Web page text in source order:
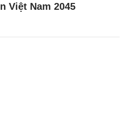
Việt Nam 2045